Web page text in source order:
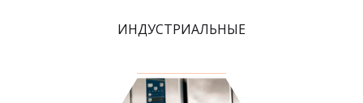
ИНДУСТРИАЛЬНЫЕ